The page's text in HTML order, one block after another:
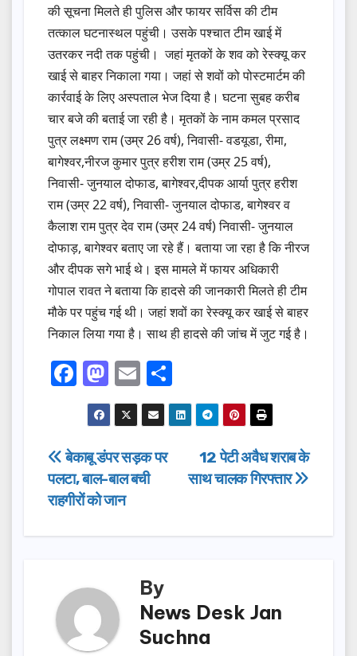
की सूचना मिलते ही पुलिस और फायर सर्विस की टीम
तत्काल घटनास्थल पहुंची। उसके पश्चात टीम खाई में
उतरकर नदी तक पहुंची। जहां मृतकों के शव को रेस्क्यू कर
खाई से बाहर निकाला गया। जहां से शवों को पोस्टमार्टम की
कार्रवाई के लिए अस्पताल भेज दिया है। घटना सुबह करीब
चार बजे की बताई जा रही है। मृतकों के नाम कमल प्रसाद
पुत्र लक्ष्मण राम (उम्र 26 वर्ष), निवासी- वडयूडा, रीमा,
बागेश्वर,नीरज कुमार पुत्र हरीश राम (उम्र 25 वर्ष),
निवासी- जुनयाल दोफाड, बागेश्वर,दीपक आर्या पुत्र हरीश
राम (उम्र 22 वर्ष), निवासी- जुनयाल दोफाड, बागेश्वर व
कैलाश राम पुत्र देव राम (उम्र 24 वर्ष) निवासी- जुनयाल
दोफाड़, बागेश्वर बताए जा रहे हैं। बताया जा रहा है कि नीरज
और दीपक सगे भाई थे। इस मामले में फायर अधिकारी
गोपाल रावत ने बताया कि हादसे की जानकारी मिलते ही टीम
मौके पर पहुंच गई थी। जहां शवों का रेस्क्यू कर खाई से बाहर
निकाल लिया गया है। साथ ही हादसे की जांच में जुट गई है।
F
a
c
e
b
o
M
a
st
o
d
o
E
m
ail
h
ar
Post
navigation
12 पेटी अवैध शराब के
साथ चालक गिरफ्तार
बेकाबू डंपर सड़क पर
पलटा, बाल-बाल बची
राहगीरों को जान
By
News Desk Jan
Suchna